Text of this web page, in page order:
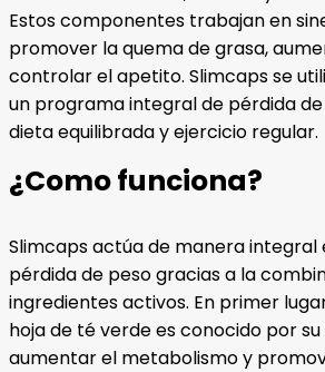
Estos componentes trabajan en
promover la quema de grasa,
controlar el apetito. Slimcaps se
un programa integral de pérdida
dieta equilibrada y ejercicio regular.
¿Como funciona?
Slimcaps actúa de manera integral
pérdida de peso gracias a la
ingredientes activos. En primer
hoja de té verde es conocido por
aumentar el metabolismo y